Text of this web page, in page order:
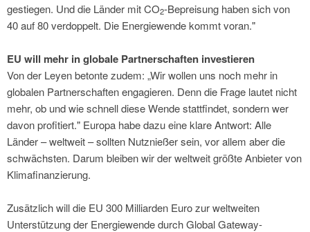
gestiegen. Und die Länder mit CO2-Bepreisung haben sich von
40 auf 80 verdoppelt. Die Energiewende kommt voran."
EU will mehr in globale Partnerschaften investieren
Von der Leyen betonte zudem: „Wir wollen uns noch mehr in
globalen Partnerschaften engagieren. Denn die Frage lautet nicht
mehr, ob und wie schnell diese Wende stattfindet, sondern wer
davon profitiert." Europa habe dazu eine klare Antwort: Alle
Länder – weltweit – sollten Nutznießer sein, vor allem aber die
schwächsten. Darum bleiben wir der weltweit größte Anbieter von
Klimafinanzierung.
Zusätzlich will die EU 300 Milliarden Euro zur weltweiten
Unterstützung der Energiewende durch Global Gateway-